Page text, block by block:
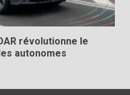
révolutionne le
autonomes